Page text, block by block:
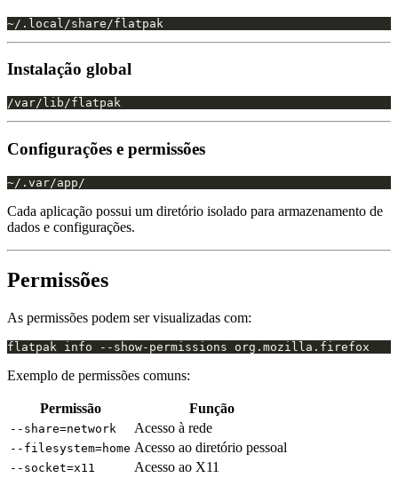
Instalação global
Configurações e permissões
Cada aplicação possui um diretório isolado para armazenamento de
dados e configurações.
Permissões
As permissões podem ser visualizadas com:
Exemplo de permissões comuns:
Permissão Função
--share=network Acesso à rede
--filesystem=home Acesso ao diretório pessoal
--socket=x11 Acesso ao X11